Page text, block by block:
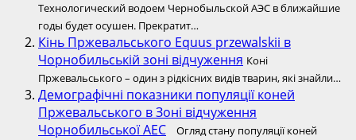
Технологический водоем Чернобыльской АЭС в ближайшие
годы будет осушен. Прекратит…
Кінь Пржевальського Equus przewalskii в
Чорнобильській зоні відчуження Коні
Пржевальського – один з рідкісних видів тварин, які знайли…
Демографічні показники популяції коней
Пржевальського в Зоні відчуження
Чорнобильської АЕС
Огляд стану популяції коней